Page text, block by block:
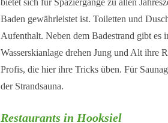
Baden gewährleistet ist. Toiletten und
Aufenthalt. Neben dem Badestrand gibt es
Wasserskianlage drehen Jung und Alt ihre
Profis, die hier ihre Tricks üben. Für
der Strandsauna.
Restaurants in Hooksiel